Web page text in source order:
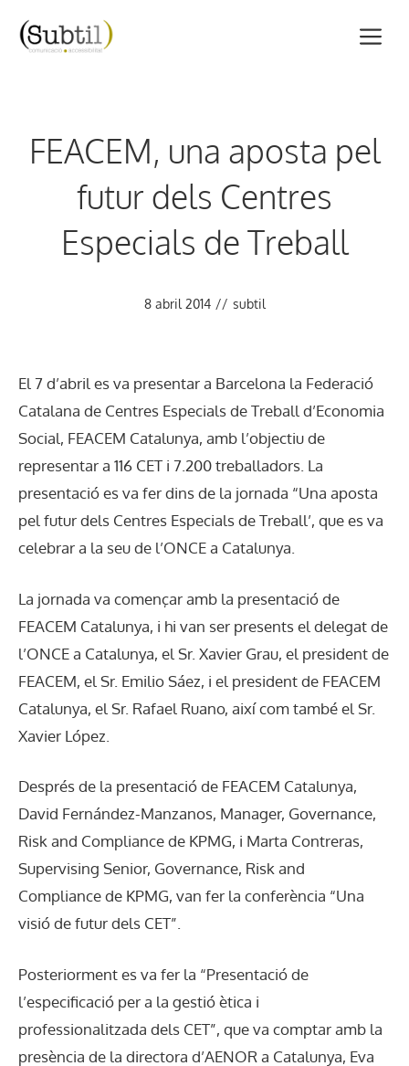
FEACEM, una aposta pel
futur dels Centres
Especials de Treball
8 abril 2014 // subtil
El 7 d’abril es va presentar a Barcelona la Federació
Catalana de Centres Especials de Treball d’Economia
Social, FEACEM Catalunya, amb l’objectiu de
representar a 116 CET i 7.200 treballadors. La
presentació es va fer dins de la jornada “Una aposta
pel futur dels Centres Especials de Treball’, que es va
celebrar a la seu de l’ONCE a Catalunya.
La jornada va començar amb la presentació de
FEACEM Catalunya, i hi van ser presents el delegat de
l’ONCE a Catalunya, el Sr. Xavier Grau, el president de
FEACEM, el Sr. Emilio Sáez, i el president de FEACEM
Catalunya, el Sr. Rafael Ruano, així com també el Sr.
Xavier López.
Després de la presentació de FEACEM Catalunya,
David Fernández-Manzanos, Manager, Governance,
Risk and Compliance de KPMG, i Marta Contreras,
Supervising Senior, Governance, Risk and
Compliance de KPMG, van fer la conferència “Una
visió de futur dels CET”.
Posteriorment es va fer la “Presentació de
l’especificació per a la gestió ètica i
professionalitzada dels CET”, que va comptar amb la
presència de la directora d’AENOR a Catalunya, Eva